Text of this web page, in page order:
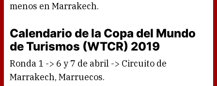
menos en Marrakech.
Calendario de la Copa del Mundo
de Turismos (WTCR) 2019
Ronda 1 -> 6 y 7 de abril -> Circuito de
Marrakech, Marruecos.